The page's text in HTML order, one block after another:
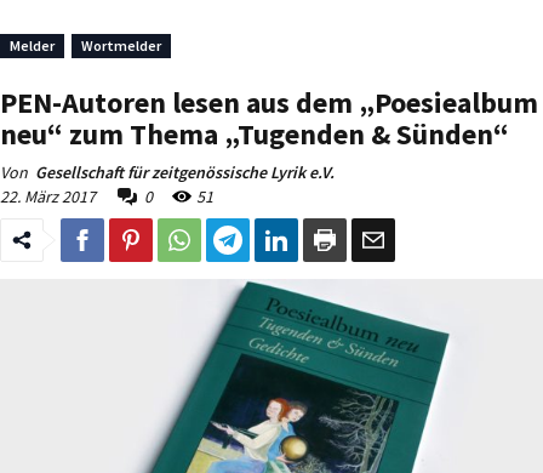
Melder Wortmelder
PEN-Autoren lesen aus dem „Poesiealbum
neu“ zum Thema „Tugenden & Sünden“
Von Gesellschaft für zeitgenössische Lyrik e.V.
22. März 2017
0 51